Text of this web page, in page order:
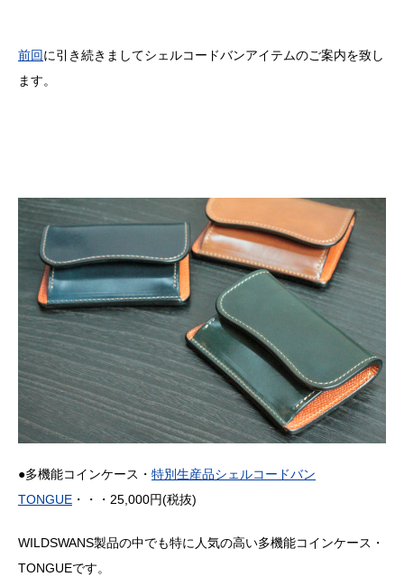
前回に引き続きましてシェルコードバンアイテムのご案内を致し
ます。
●多機能コインケース・ 特別生産品シェルコードバン
TONGUE ・・・25,000円(税抜)
WILDSWANS製品の中でも特に人気の高い多機能コインケース・
TONGUEです。